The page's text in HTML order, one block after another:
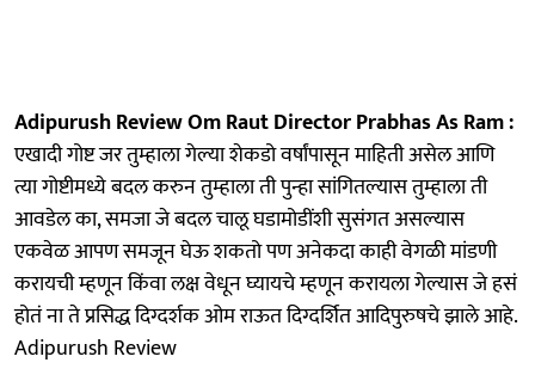
Adipurush Review Om Raut Director Prabhas As Ram :
एखादी गोष्ट जर तुम्हाला गेल्या शेकडो वर्षांपासून माहिती असेल आणि
त्या गोष्टीमध्ये बदल करुन तुम्हाला ती पुन्हा सांगितल्यास तुम्हाला ती
आवडेल का, समजा जे बदल चालू घडामोडींशी सुसंगत असल्यास
एकवेळ आपण समजून घेऊ शकतो पण अनेकदा काही वेगळी मांडणी
करायची म्हणून किंवा लक्ष वेधून घ्यायचे म्हणून करायला गेल्यास जे हसं
होतं ना ते प्रसिद्ध दिग्दर्शक ओम राऊत दिग्दर्शित आदिपुरुषचे झाले आहे.
Adipurush Review